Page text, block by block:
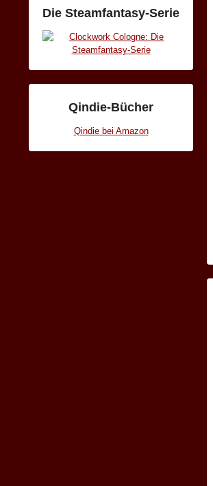
Die Steamfantasy-Serie
Qindie-Bücher
Qindie bei Amazon